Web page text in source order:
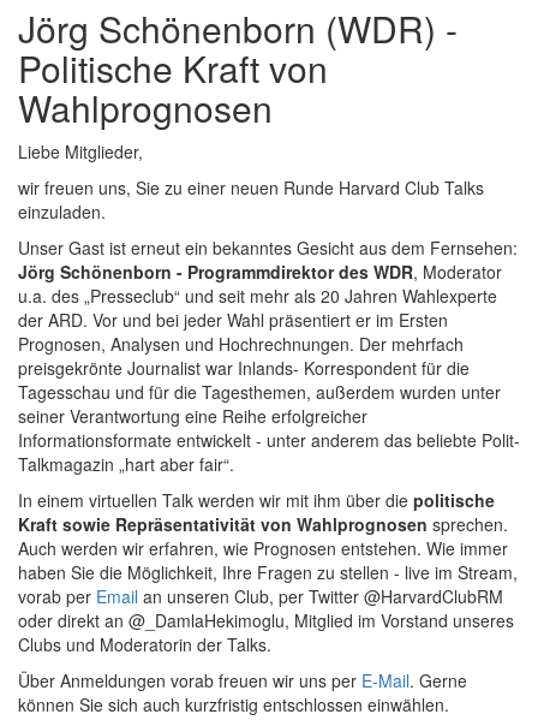
Jörg Schönenborn (WDR) -
Politische Kraft von
Wahlprognosen
Liebe Mitglieder,
wir freuen uns, Sie zu einer neuen Runde Harvard Club Talks
einzuladen.
Unser Gast ist erneut ein bekanntes Gesicht aus dem Fernsehen:
Jörg Schönenborn - Programmdirektor des WDR, Moderator
u.a. des „Presseclub“ und seit mehr als 20 Jahren Wahlexperte
der ARD. Vor und bei jeder Wahl präsentiert er im Ersten
Prognosen, Analysen und Hochrechnungen. Der mehrfach
preisgekrönte Journalist war Inlands- Korrespondent für die
Tagesschau und für die Tagesthemen, außerdem wurden unter
seiner Verantwortung eine Reihe erfolgreicher
Informationsformate entwickelt - unter anderem das beliebte Polit-
Talkmagazin „hart aber fair“.
In einem virtuellen Talk werden wir mit ihm über die politische
Kraft sowie Repräsentativität von Wahlprognosen sprechen.
Auch werden wir erfahren, wie Prognosen entstehen. Wie immer
haben Sie die Möglichkeit, Ihre Fragen zu stellen - live im Stream,
vorab per Email an unseren Club, per Twitter @HarvardClubRM
oder direkt an @_DamlaHekimoglu, Mitglied im Vorstand unseres
Clubs und Moderatorin der Talks.
Über Anmeldungen vorab freuen wir uns per E-Mail. Gerne
können Sie sich auch kurzfristig entschlossen einwählen.